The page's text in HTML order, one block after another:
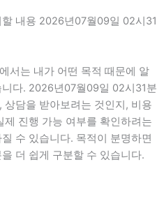
내용 2026년07월09일 02시31
서는 내가 어떤 목적 때문에 알
다. 2026년07월09일 02시31분
담을 받아보려는 것인지, 비용
진행 가능 여부를 확인하려는
수 있습니다. 목적이 분명하면
더 쉽게 구분할 수 있습니다.